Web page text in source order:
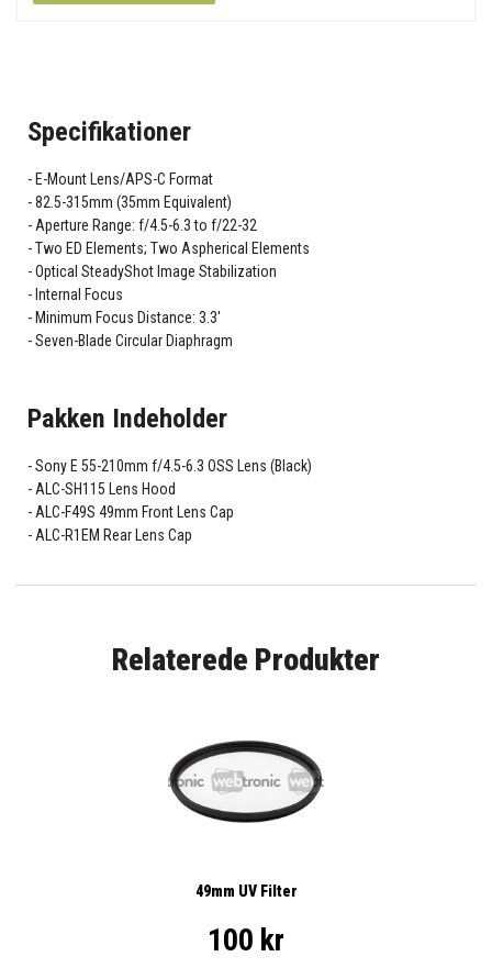
Specifikationer
E-Mount Lens/APS-C Format
82.5-315mm (35mm Equivalent)
Aperture Range: f/4.5-6.3 to f/22-32
Two ED Elements; Two Aspherical Elements
Optical SteadyShot Image Stabilization
Internal Focus
Minimum Focus Distance: 3.3'
Seven-Blade Circular Diaphragm
Pakken Indeholder
Sony E 55-210mm f/4.5-6.3 OSS Lens (Black)
ALC-SH115 Lens Hood
ALC-F49S 49mm Front Lens Cap
ALC-R1EM Rear Lens Cap
Relaterede Produkter
49mm UV Filter
100 kr